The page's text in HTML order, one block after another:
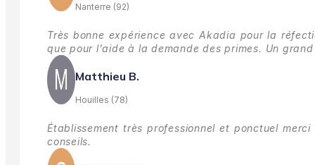
Nanterre (92)
Très bonne expérience avec Akadia pour la
que pour l'aide à la demande des primes. Un
Matthieu B.
Houilles (78)
Établissement très professionnel et ponctuel
conseils.